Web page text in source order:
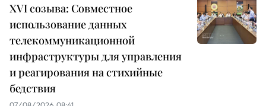
XVI созыва: Совместное
использование данных
телекоммуникационной
инфраструктуры для управления
и реагирования на стихийные
бедствия